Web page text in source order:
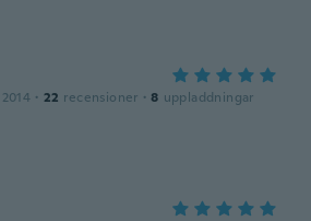
· 22 recensioner · 8 uppladdningar